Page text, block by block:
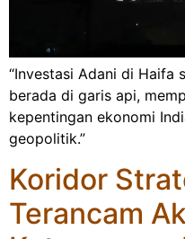
“Investasi Adani di Haifa
berada di garis api,
kepentingan ekonomi
geopolitik.”
Koridor
Terancam